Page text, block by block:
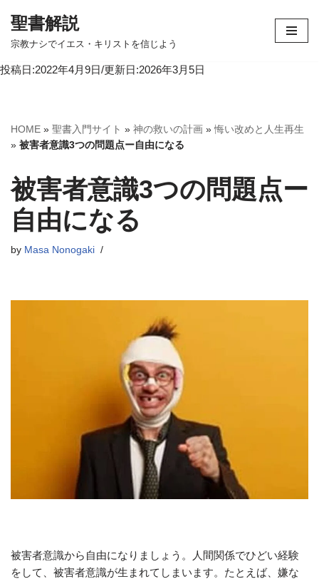
コ
テ
へ
ス
ッ
プ
聖書解説
宗教ナシでイエス・キリストを信じよう
投稿日:2022年4月9日/更新日:2026年3月5日
HOME » 聖書入門サイト » 神の救いの計画 »悔い改めと人生再生
» 被害者意識3つの問題点ー自由になる
被害者意識3つの問題点ー
自由になる
by Masa Nonogaki
被害者意識から自由になりましょう。人間関係でひどい経験
をして、被害者意識が生まれてしまいます。たとえば、嫌な